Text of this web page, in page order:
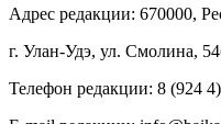
Адрес редакции: 670000,
г. Улан-Удэ, ул. Смолина,
Телефон редакции: ‎‎8 (924